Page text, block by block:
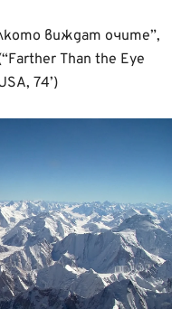
виждат очите”,
Than the Eye
74’)